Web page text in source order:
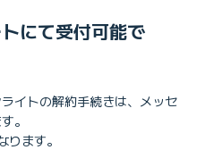
にて受付可能で
イトの解約手続きは、メッセ
。
ます。